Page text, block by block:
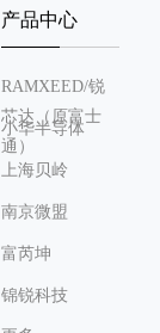
产品中心
RAMXEED/锐
芯达（原富士
通）
小华半导体
上海贝岭
南京微盟
富芮坤
锦锐科技